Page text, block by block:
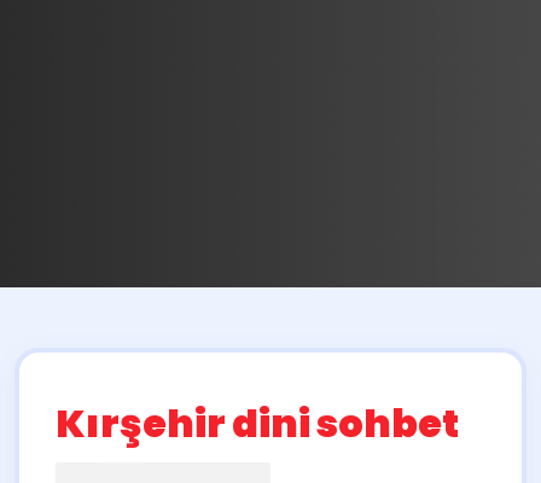
Kırşehir dini sohbet